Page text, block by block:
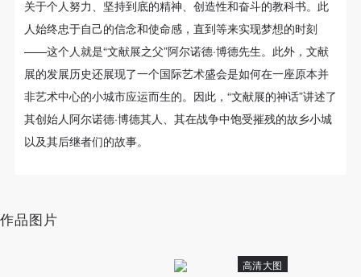
关于个人努力、坚持到底的精神、创造性和奋斗的教科书。此
人始终忠于自己的信念和使命感，直到等来实现梦想的时刻
——这个人就是“文献展之父”阿尔诺德·博德先生。此外，文献
展的发展历史还展现了一个国际艺术盛会是如何在一座原本并
非艺术中心的小城市应运而生的。因此，“文献展的神话”讲述了
其创始人阿尔诺德·博德其人、其在战争中饱受摧残的故乡小城
以及其后继者们的故事。
作品图片
高清大图
根据《中华人民共和国广告法》、《中华人民共和国
民法通则》以及 最高人民法院关于贯彻执行 《中华
人民共和国民法通则》若干问题的意见（试行）>的
有关规定，为明确肖像许可方（甲方）和使用方（乙
方）的权利义务关系，经双方友好协商，甲乙双方就
带有甲方肖像的作品的使用达成如下一致协议：
一、 一般约定
途。
性、专业性、国际化的现代公共美术馆。中央美术学
根据《中华人民共和国广告法》、《中华人民共和国
民法通则》以及 最高人民法院关于贯彻执行 《中华
人民共和国民法通则》若干问题的意见（试行）>的
有关规定，为明确肖像许可方（甲方）和使用方（乙
方）的权利义务关系，经双方友好协商，甲乙双方就
带有甲方肖像的作品的使用达成如下一致协议：
一、 一般约定
途。
性、专业性、国际化的现代公共美术馆。中央美术学
根据《中华人民共和国广告法》、《中华人民共和国
民法通则》以及 最高人民法院关于贯彻执行 《中华
人民共和国民法通则》若干问题的意见（试行）>的
有关规定，为明确肖像许可方（甲方）和使用方（乙
方）的权利义务关系，经双方友好协商，甲乙双方就
带有甲方肖像的作品的使用达成如下一致协议：
一、 一般约定
途。
性、专业性、国际化的现代公共美术馆。中央美术学